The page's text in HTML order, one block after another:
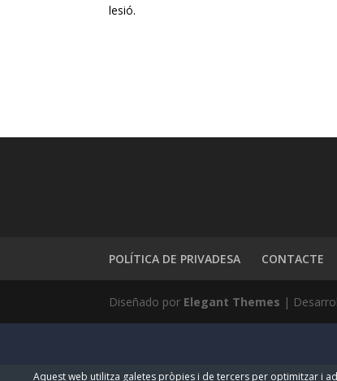
lesió.
POLÍTICA DE PRIVADESA CONTACTE
Diseñado por Elegant Themes |
Aquest web utilitza galetes pròpies i de tercers per optimitzar i